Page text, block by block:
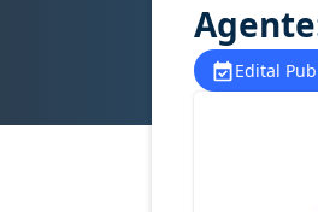
Edital